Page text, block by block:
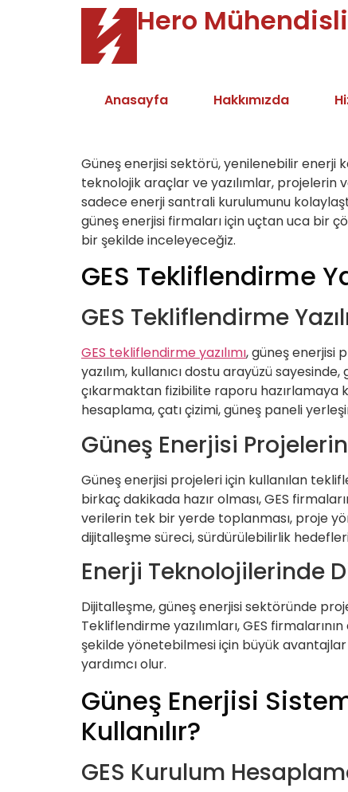
Hero
Anasayfa Hakkımızda
Güneş enerjisi sektörü, yenilenebilir enerji
teknolojik araçlar ve yazılımlar, projelerin
sadece enerji santrali kurulumunu
güneş enerjisi firmaları için uçtan uca bir
bir şekilde inceleyeceğiz.
GES Tekliflendirme
GES Tekliflendirme
GES tekliflendirme yazılımı, güneş enerjisi
yazılım, kullanıcı dostu arayüzü
çıkarmaktan fizibilite raporu hazırlamaya
hesaplama, çatı çizimi, güneş paneli
Güneş Enerjisi
Güneş enerjisi projeleri için kullanılan
birkaç dakikada hazır olması, GES
verilerin tek bir yerde toplanması, proje
dijitalleşme süreci, sürdürülebilirlik
Enerji Teknolojilerinde
Dijitalleşme, güneş enerjisi sektöründe
Tekliflendirme yazılımları, GES
şekilde yönetebilmesi için büyük
yardımcı olur.
Güneş Enerjisi
Kullanılır?
GES Kurulum